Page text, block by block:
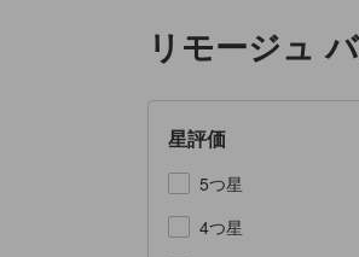
リモージュ
星評価
5つ星
4つ星